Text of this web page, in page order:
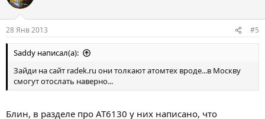
28 Янв 2013 #5
Saddy написал(а):
Зайди на сайт radek.ru они толкают атомтех вроде...в Москву
смогут отослать наверно...
Блин, в разделе про АТ6130 у них написано, что